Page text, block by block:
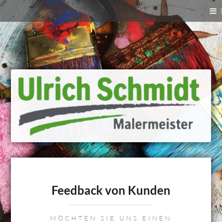
Feedback von Kunden
MÖCHTEN SIE UNS EINEN